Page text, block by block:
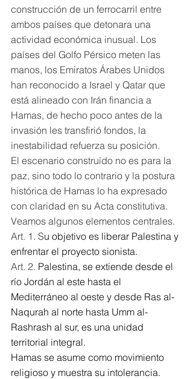
construcción de un ferrocarril entre
ambos países que detonara una
actividad económica inusual. Los
países del Golfo Pérsico meten las
manos, los Emiratos Árabes Unidos
han reconocido a Israel y Qatar que
está alineado con Irán financia a
Hamas, de hecho poco antes de la
invasión les transfirió fondos, la
inestabilidad refuerza su posición.
El escenario construido no es para la
paz, sino todo lo contrario y la postura
histórica de Hamas lo ha expresado
con claridad en su Acta constitutiva.
Veamos algunos elementos centrales.
Art. 1. Su objetivo es liberar Palestina y
enfrentar el proyecto sionista.
Art. 2. Palestina, se extiende desde el
río Jordán al este hasta el
Mediterráneo al oeste y desde Ras al-
Naqurah al norte hasta Umm al-
Rashrash al sur, es una unidad
territorial integral.
Hamas se asume como movimiento
religioso y muestra su intolerancia.